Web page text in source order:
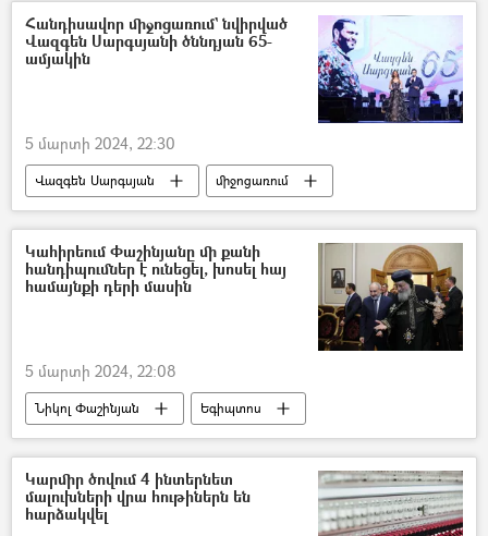
Հայաստան և ԵԱՏՄ
Հանդիսավոր միջոցառում` նվիրված
Վազգեն Սարգսյանի ծննդյան 65-
ամյակին
5 մարտի 2024, 22:30
Վազգեն Սարգսյան միջոցառում
Կահիրեում Փաշինյանը մի քանի
հանդիպումներ է ունեցել, խոսել հայ
համայնքի դերի մասին
5 մարտի 2024, 22:08
Նիկոլ Փաշինյան
Եգիպտոս
Արաբական պետությունների լիգա
Կարմիր ծովում 4 ինտերնետ
մալուխների վրա հութիներն են
հարձակվել